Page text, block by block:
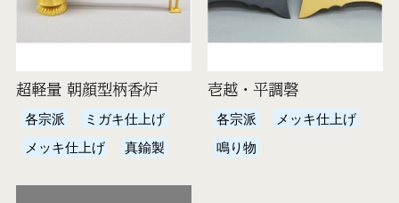
超軽量 朝顔型柄香炉
各宗派
ミガキ仕上げ
メッキ仕上げ
真鍮製
壱越・平調磬
各宗派
メッキ仕上げ
鳴り物